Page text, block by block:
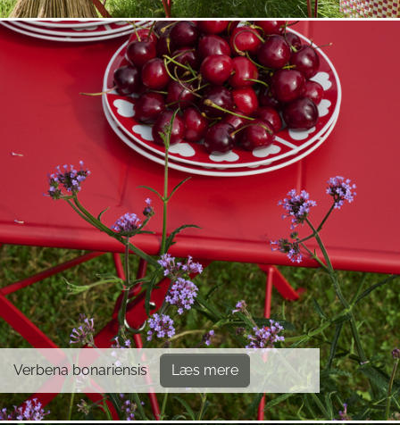
Verbena bonariensis Læs mere